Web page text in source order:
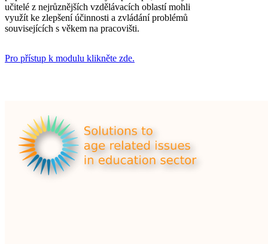
učitelé z nejrůznějších vzdělávacích oblastí mohli
využít ke zlepšení účinnosti a zvládání problémů
souvisejících s věkem na pracovišti.
Pro přístup k modulu klikněte zde.